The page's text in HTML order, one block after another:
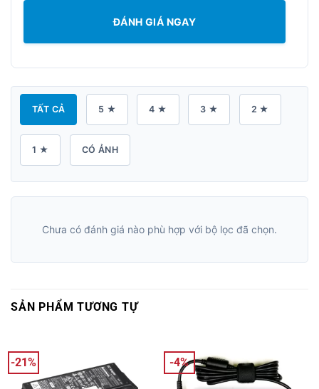
ĐÁNH GIÁ NGAY
TẤT CẢ 5 ★ 4 ★ 3 ★ 2 ★
1 ★ CÓ ẢNH
Chưa có đánh giá nào phù hợp với bộ lọc đã chọn.
SẢN PHẨM TƯƠNG TỰ
-21% -4%